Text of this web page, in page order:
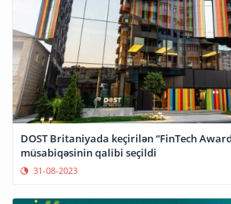
DOST Britaniyada keçirilən “FinTech
müsabiqəsinin qalibi seçildi
31-08-2023